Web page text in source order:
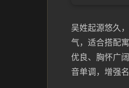
吴姓起源悠久
气，适合搭配
优良、胸怀广
音单调，增强